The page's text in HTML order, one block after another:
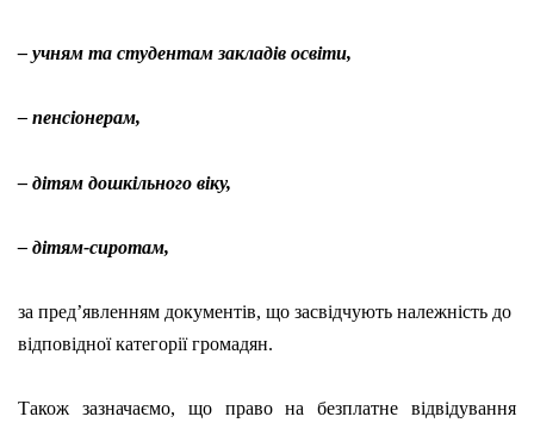
– учням та студентам закладів освіти,
– пенсіонерам,
– дітям дошкільного віку,
– дітям-сиротам,
за пред’явленням документів, що засвідчують належність до
відповідної категорії громадян.
Також зазначаємо, що право на безплатне відвідування